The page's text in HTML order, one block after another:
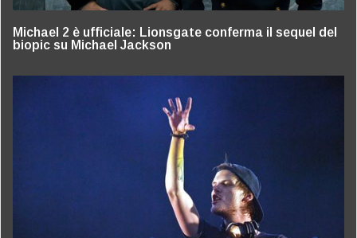
Michael 2 è ufficiale: Lionsgate conferma il sequel del
biopic su Michael Jackson